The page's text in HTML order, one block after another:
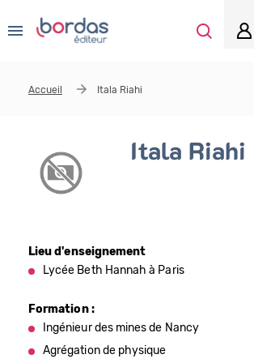
Mot de passe
Se souvenir de moi
Mot de passe ou identifiant oublié
Accueil Itala Riahi
Itala Riahi
Lieu d'enseignement
Lycée Beth Hannah à Paris
Formation :
Ingénieur des mines de Nancy
Agrégation de physique